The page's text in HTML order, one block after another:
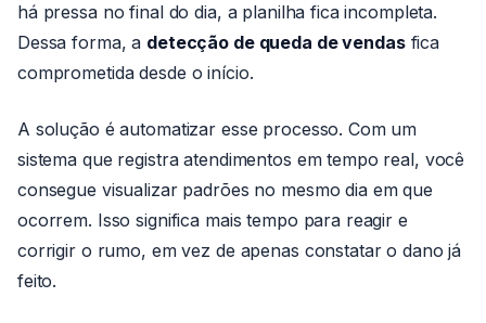
há pressa no final do dia, a planilha fica incompleta.
Dessa forma, a detecção de queda de vendasfica
comprometida desde o início.
A solução é automatizar esse processo. Com um
sistema que registra atendimentos em tempo real, você
consegue visualizar padrões no mesmo dia em que
ocorrem. Isso significa mais tempo para reagir e
corrigir o rumo, em vez de apenas constatar o dano já
feito.